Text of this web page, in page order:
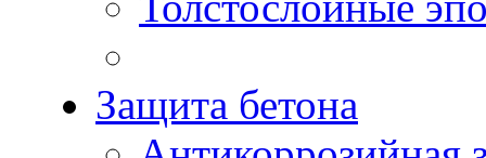
Защита бетона